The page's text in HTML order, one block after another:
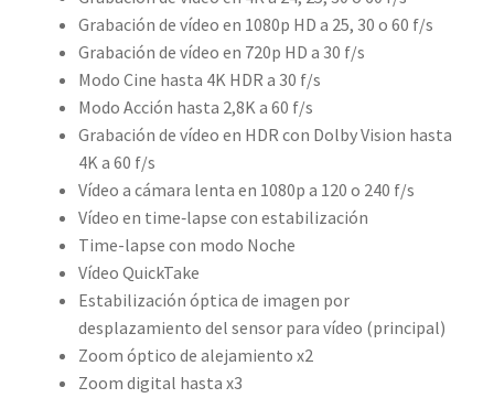
Grabación de vídeo en 1080p HD a 25, 30 o 60 f/s
Grabación de vídeo en 720p HD a 30 f/s
Modo Cine hasta 4K HDR a 30 f/s
Modo Acción hasta 2,8K a 60 f/s
Grabación de vídeo en HDR con Dolby Vision hasta
4K a 60 f/s
Vídeo a cámara lenta en 1080p a 120 o 240 f/s
Vídeo en time‑lapse con estabili­zación
Time-lapse con modo Noche
Vídeo QuickTake
Estabilización óptica de imagen por
desplazamiento del sensor para vídeo (principal)
Zoom óptico de alejamiento x2
Zoom digital hasta x3